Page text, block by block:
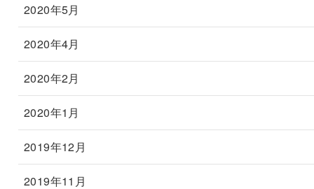
2020年5月
2020年4月
2020年2月
2020年1月
2019年12月
2019年11月